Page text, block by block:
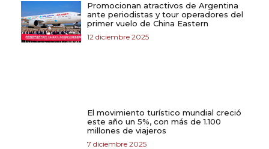
Promocionan atractivos de Argentina
ante periodistas y tour operadores del
primer vuelo de China Eastern
12 diciembre 2025
El movimiento turístico mundial creció
este año un 5%, con más de 1.100
millones de viajeros
7 diciembre 2025